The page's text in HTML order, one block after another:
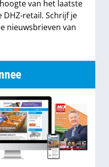
van het laatste
DHZ-retail. Schrijf je
nieuwsbrieven van